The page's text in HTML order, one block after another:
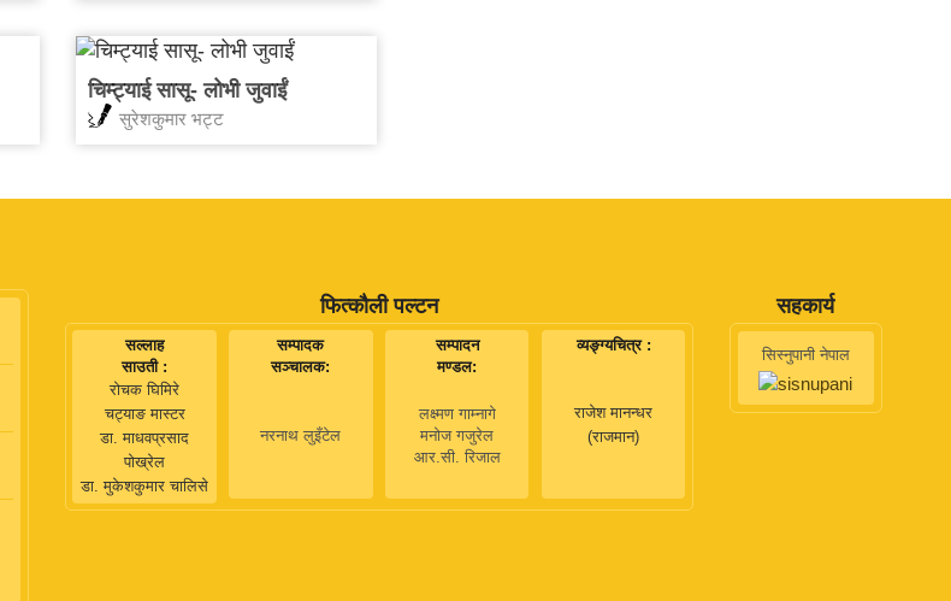
चिम्ट्याई सासू- लोभी जुवाईं
सुरेशकुमार भट्ट
फित्कौली पल्टन
सल्लाह
साउती :
रोचक घिमिरे
चट्याङ मास्टर
डा. माधवप्रसाद
पोख्रेल
डा. मुकेशकुमार चालिसे
सम्पादक
सञ्चालक:
नरनाथ लुइँटेल
सम्पादन
मण्डल:
लक्ष्मण गाम्नागे
मनोज गजुरेल
आर.सी. रिजाल
व्यङ्ग्यचित्र :
राजेश मानन्धर
(राजमान)
सहकार्य
सिस्नुपानी नेपाल